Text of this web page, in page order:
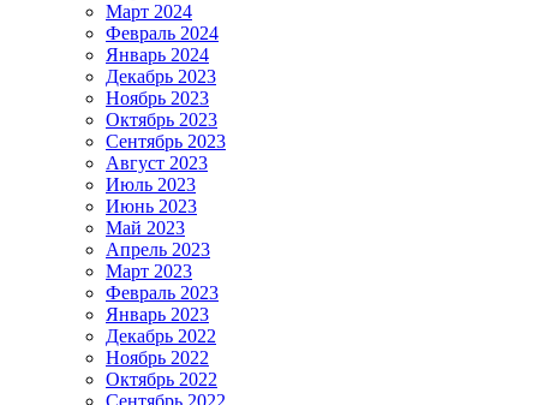
Март 2024
Февраль 2024
Январь 2024
Декабрь 2023
Ноябрь 2023
Октябрь 2023
Сентябрь 2023
Август 2023
Июль 2023
Июнь 2023
Май 2023
Апрель 2023
Март 2023
Февраль 2023
Январь 2023
Декабрь 2022
Ноябрь 2022
Октябрь 2022
Сентябрь 2022